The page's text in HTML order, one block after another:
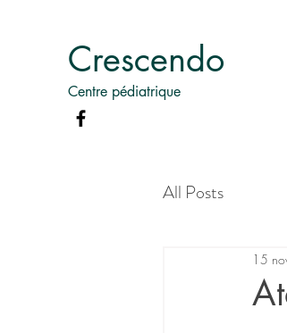
Crescendo
Centre pédiatrique
All Posts
15